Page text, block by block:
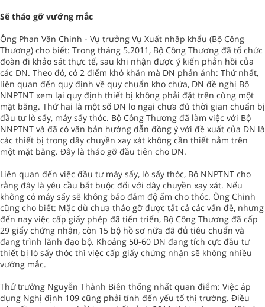
Sẽ tháo gỡ vướng mắc
Ông Phan Văn Chinh - Vụ trưởng Vụ Xuất nhập khẩu (Bộ Công
Thương) cho biết: Trong tháng 5.2011, Bộ Công Thương đã tổ chức
đoàn đi khảo sát thực tế, sau khi nhận được ý kiến phản hồi của
các DN. Theo đó, có 2 điểm khó khăn mà DN phản ánh: Thứ nhất,
liên quan đến quy định về quy chuẩn kho chứa, DN đề nghị Bộ
NNPTNT xem lại quy định thiết bị không phải đặt trên cùng một
mặt bằng. Thứ hai là một số DN lo ngại chưa đủ thời gian chuẩn bị
đầu tư lò sấy, máy sấy thóc. Bộ Công Thương đã làm việc với Bộ
NNPTNT và đã có văn bản hướng dẫn đồng ý với đề xuất của DN là
các thiết bị trong dây chuyền xay xát không cần thiết nằm trên
một mặt bằng. Đây là tháo gỡ đầu tiên cho DN.
Liên quan đến việc đầu tư máy sấy, lò sấy thóc, Bộ NNPTNT cho
rằng đây là yêu cầu bắt buộc đối với dây chuyền xay xát. Nếu
không có máy sấy sẽ không bảo đảm độ ẩm cho thóc. Ông Chinh
cũng cho biết: Mặc dù chưa tháo gỡ được tất cả các vấn đề, nhưng
đến nay việc cấp giấy phép đã tiến triển, Bộ Công Thương đã cấp
29 giấy chứng nhận, còn 15 bộ hồ sơ nữa đã đủ tiêu chuẩn và
đang trình lãnh đạo bộ. Khoảng 50-60 DN đang tích cực đầu tư
thiết bị lò sấy thóc thì việc cấp giấy chứng nhận sẽ không nhiều
vướng mắc.
Thứ trưởng Nguyễn Thành Biên thống nhất quan điểm: Việc áp
dụng Nghị định 109 cũng phải tính đến yếu tố thị trường. Điều